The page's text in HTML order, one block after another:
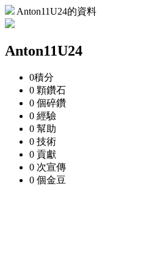
Anton11U24的資料
Anton11U24
0積分
0 顆鑽石
0 個碎鑽
0 經驗
0 幫助
0 技術
0 貢獻
0 次宣傳
0 個金豆